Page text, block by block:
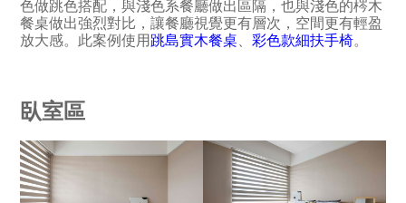
色做跳色搭配，與淺色系餐廳做出區隔，也與淺色的梣木
餐桌做出強烈對比，讓餐廳視覺更有層次，空間更有輕盈
放大感。此案例使用 跳島實木餐桌 、彩色款細扶手椅。
臥室區